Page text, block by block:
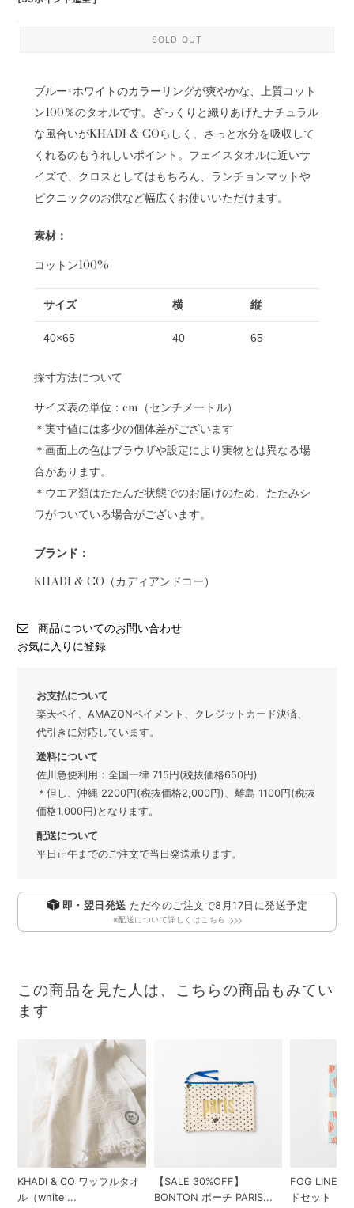
SOLD OUT
ブルー×ホワイトのカラーリングが爽やかな、上質コット
ン100％のタオルです。ざっくりと織りあげたナチュラル
な風合いがKHADI & COらしく、さっと水分を吸収して
くれるのもうれしいポイント。フェイスタオルに近いサ
イズで、クロスとしてはもちろん、ランチョンマットや
ピクニックのお供など幅広くお使いいただけます。
素材：
コットン100%
サイズ 横 縦
40×65 40 65
採寸方法について
サイズ表の単位：cm（センチメートル）
＊実寸値には多少の個体差がございます
＊画面上の色はブラウザや設定により実物とは異なる場
合があります。
＊ウエア類はたたんだ状態でのお届けのため、たたみシ
ワがついている場合がございます。
ブランド：
KHADI & CO（カディアンドコー）
商品についてのお問い合わせ
お気に入りに登録
お支払について
楽天ペイ、AMAZONペイメント、クレジットカード決済、
代引きに対応しています。
送料について
佐川急便利用：全国一律 715円(税抜価格650円)
＊但し、沖縄 2200円(税抜価格2,000円)、離島 1100円(税抜
価格1,000円)となります。
配送について
平日正午までのご注文で当日発送承ります。
即・翌日発送 ただ今のご注文で8月17日 に発送予定
※配送について詳しくはこちら
この商品を見た人は、こちらの商品もみてい
ます
KHADI & CO ワッフルタオ
ル（white ...
【SALE 30%OFF】
BONTON ポーチ PARIS...
FOG LINEN
ドセット（